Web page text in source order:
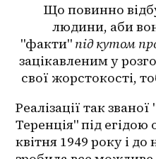
Що повинно
людини, аби
"факти" під кутом
зацікавленим у
свої жорстокості,
Реалізації так
Теренція" під егідою
квітня 1949 року і